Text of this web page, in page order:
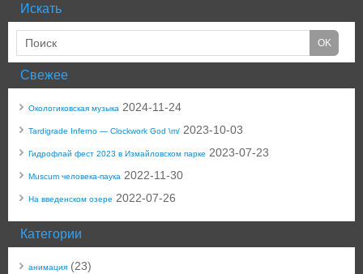
Искать
Свежее
Окологиковская музыка 2024-11-24
Tardigrade Inferno — Clockwork God \m/ 2023-10-03
Гидрофлай фест 2023 в Измайловском парке 2023-07-23
Muscum человека-паука 2022-11-30
На введенском озере 2022-07-26
Категории
анимация (23)